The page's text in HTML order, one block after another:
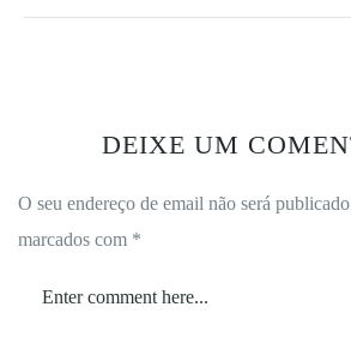
DEIXE UM
O seu endereço de email não será
marcados com *